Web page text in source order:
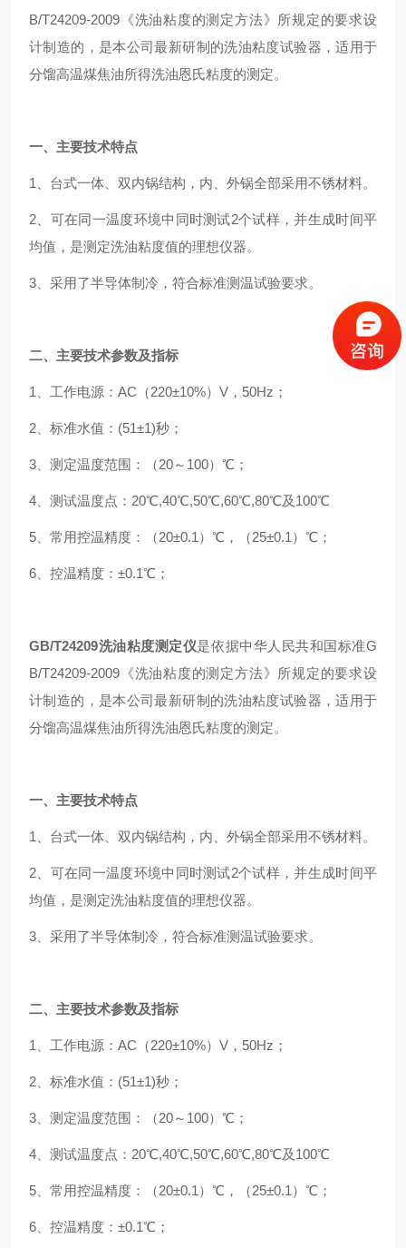
B/T24209-2009《洗油粘度的测定方法》所规定的要求设
计制造的，是本公司最新研制的洗油粘度试验器，适用于
分馏高温煤焦油所得洗油恩氏粘度的测定。
一、主要技术特点
1、台式一体、双内锅结构，内、外锅全部采用不锈材料。
2、可在同一温度环境中同时测试2个试样，并生成时间平
均值，是测定洗油粘度值的理想仪器。
3、采用了半导体制冷，符合标准测温试验要求。
二、主要技术参数及指标
1、工作电源：AC（220±10%）V，50Hz；
2、标准水值：(51±1)秒；
3、测定温度范围：（20～100）℃；
4、测试温度点：20℃,40℃,50℃,60℃,80℃及100℃
5、常用控温精度：（20±0.1）℃，（25±0.1）℃；
6、 控温精度：±0.1℃；
GB/T24209洗油粘度测定仪是依据中华人民共和国标准G
B/T24209-2009《洗油粘度的测定方法》所规定的要求设
计制造的，是本公司最新研制的洗油粘度试验器，适用于
分馏高温煤焦油所得洗油恩氏粘度的测定。
一、主要技术特点
1、台式一体、双内锅结构，内、外锅全部采用不锈材料。
2、可在同一温度环境中同时测试2个试样，并生成时间平
均值，是测定洗油粘度值的理想仪器。
3、采用了半导体制冷，符合标准测温试验要求。
二、主要技术参数及指标
1、工作电源：AC（220±10%）V，50Hz；
2、标准水值：(51±1)秒；
3、测定温度范围：（20～100）℃；
4、测试温度点：20℃,40℃,50℃,60℃,80℃及100℃
5、常用控温精度：（20±0.1）℃，（25±0.1）℃；
6、 控温精度：±0.1℃；